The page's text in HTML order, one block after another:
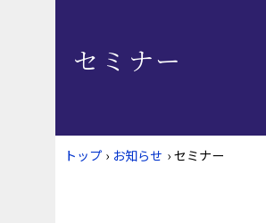
セミナー
トップ › お知らせ › セミナー